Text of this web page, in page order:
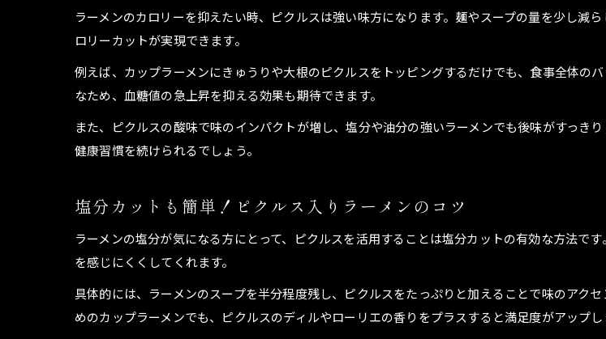
ラーメンにピクルスを加える健
ピクルスを使ったラーメンのヘ
ラーメンの食べ過ぎ防止にピク
ピクルスとラーメンで味変する魅力の
ラーメンのカロリーを抑えたい時、ピクルスは強い味方になります。麺やスープの量を少し減
ロリーカットが実現できます。
例えば、カップラーメンにきゅうりや大根のピクルスをトッピングするだけでも、食事全体の
なため、血糖値の急上昇を抑える効果も期待できます。
また、ピクルスの酸味で味のインパクトが増し、塩分や油分の強いラーメンでも後味がすっき
健康習慣を続けられるでしょう。
塩分カットも簡単！ピクルス入りラーメンのコツ
ラーメンの塩分が気になる方にとって、ピクルスを活用することは塩分カットの有効な方法で
を感じにくくしてくれます。
具体的には、ラーメンのスープを半分程度残し、ピクルスをたっぷりと加えることで味のアク
めのカップラーメンでも、ピクルスのディルやローリエの香りをプラスすると満足度がアップし